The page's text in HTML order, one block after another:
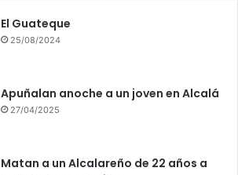
El Guateque
25/08/2024
Apuñalan anoche a un joven en Alcalá
27/04/2025
Matan a un Alcalareño de 22 años a